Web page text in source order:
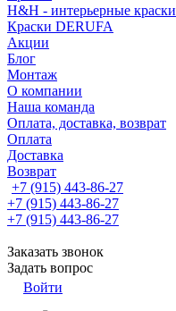
H&H - интерьерные краски
Краски DERUFA
Акции
Блог
Монтаж
О компании
Наша команда
Оплата, доставка, возврат
Оплата
Доставка
Возврат
+7 (915) 443-86-27
+7 (915) 443-86-27
+7 (915) 443-86-27
Заказать звонок
Задать вопрос
Войти